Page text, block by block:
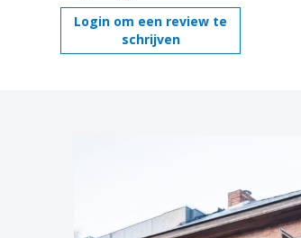
Login om een review te
schrijven